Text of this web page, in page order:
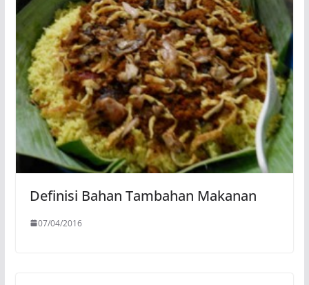
Definisi Bahan Tambahan Makanan
07/04/2016